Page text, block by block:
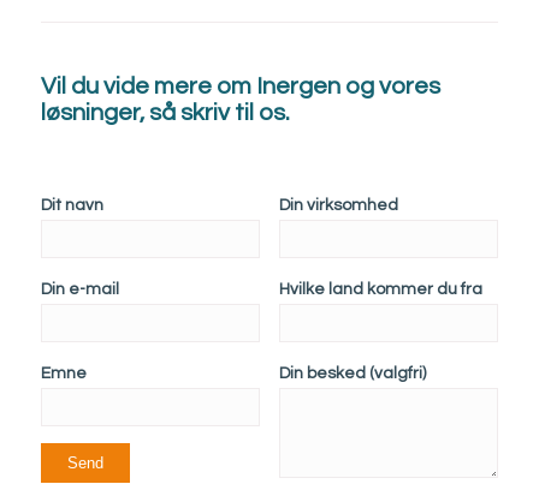
Vil du vide mere om Inergen og vores
løsninger, så skriv til os.
Dit navn Din virksomhed
Din e-mail Hvilke land kommer du fra
Emne Din besked (valgfri)